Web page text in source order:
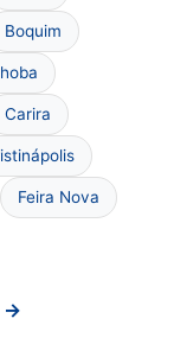
Boquim
Carira
Feira Nova
→